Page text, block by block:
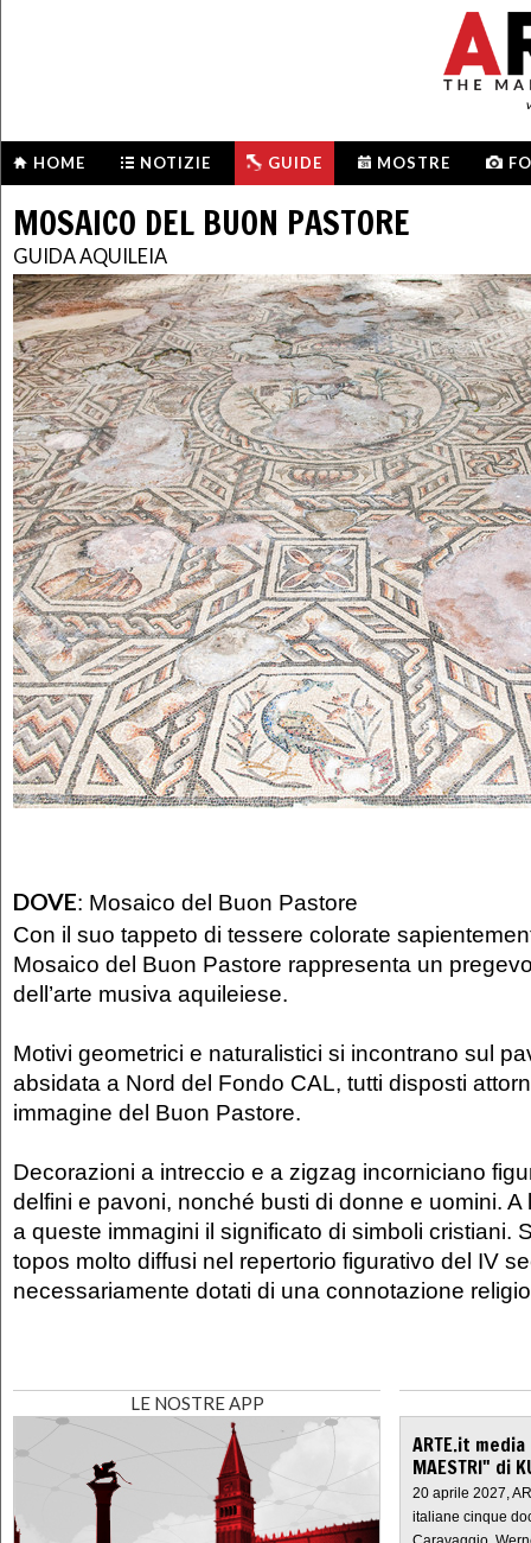
HOME NOTIZIE GUIDE MOSTRE
MOSAICO DEL BUON PASTORE
GUIDA AQUILEIA
DOVE: Mosaico del Buon Pastore
Con il suo tappeto di tessere colorate
Mosaico del Buon Pastore rappresenta un
dell’arte musiva aquileiese.
Motivi geometrici e naturalistici si incontrano sul
absidata a Nord del Fondo CAL, tutti disposti
immagine del Buon Pastore.
Decorazioni a intreccio e a zigzag incorniciano
delfini e pavoni, nonché busti di donne e uomini. A
a queste immagini il significato di simboli cristiani.
topos molto diffusi nel repertorio figurativo del IV
necessariamente dotati di una connotazione
LE NOSTRE APP
ARTE.it
MAESTRI" di
20 aprile 2027,
italiane cinque